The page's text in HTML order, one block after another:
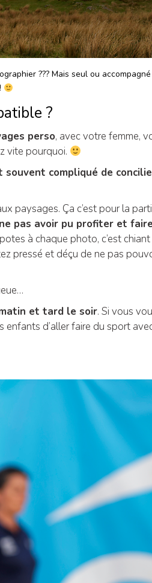
??? Mais seul ou
?
perso, avec votre femme,
vite pourquoi.
souvent compliqué de
paysages. Ça c’est pour la
pas avoir pu profiter et
à chaque photo, c’est
pressé et déçu de ne pas
et tard le soir. Si vous
enfants d’aller faire du sport